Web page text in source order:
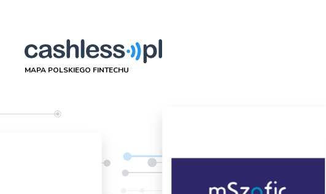
MAPA POLSKIEGO FINTECHU